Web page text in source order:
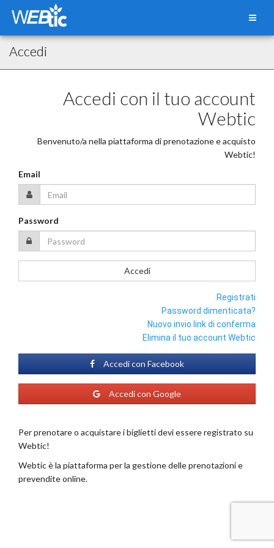
Accedi
Accedi con il tuo account
Webtic
Benvenuto/a nella piattaforma di prenotazione e acquisto
Webtic!
Email
Password
Accedi
Registrati
Password dimenticata?
Nuovo invio link di conferma
Elimina il tuo account Webtic
Accedi con Facebook
Accedi con Google
Per prenotare o acquistare i biglietti devi essere registrato su
Webtic!
Webtic è la piattaforma per la gestione delle prenotazioni e
prevendite online.